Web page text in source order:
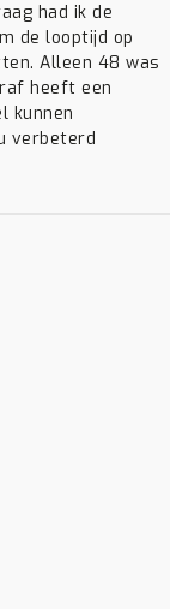
had ik de
de looptijd op
Alleen 48 was
heeft een
kunnen
verbeterd